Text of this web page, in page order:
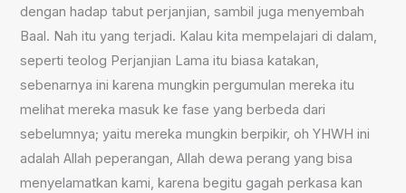
dengan hadap tabut perjanjian, sambil juga menyembah
Baal. Nah itu yang terjadi. Kalau kita mempelajari di dalam,
seperti teolog Perjanjian Lama itu biasa katakan,
sebenarnya ini karena mungkin pergumulan mereka itu
melihat mereka masuk ke fase yang berbeda dari
sebelumnya; yaitu mereka mungkin berpikir, oh YHWH ini
adalah Allah peperangan, Allah dewa perang yang bisa
menyelamatkan kami, karena begitu gagah perkasa kan